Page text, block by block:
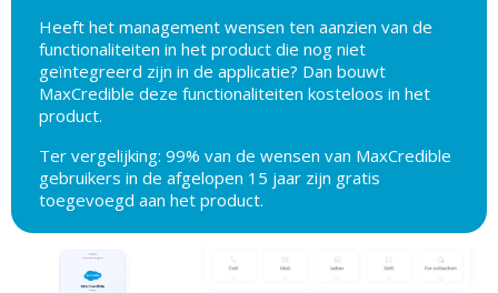
Heeft het management wensen ten aanzien van de
functionaliteiten in het product die nog niet
geïntegreerd zijn in de applicatie? Dan bouwt
MaxCredible deze functionaliteiten kosteloos in het
product.
Ter vergelijking: 99% van de wensen van MaxCredible
gebruikers in de afgelopen 15 jaar zijn gratis
toegevoegd aan het product.